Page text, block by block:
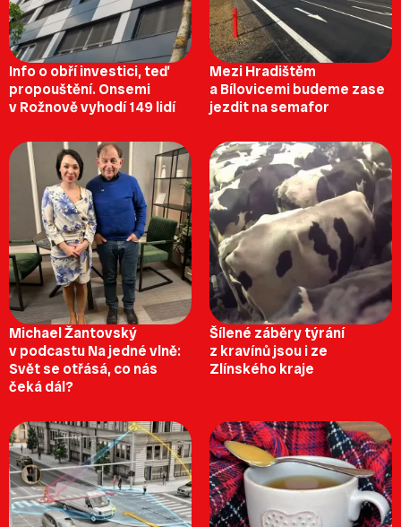
Info o obří investici, teď
propouštění. Onsemi
v Rožnově vyhodí 149 lidí
Mezi Hradištěm
a Bílovicemi budeme zase
jezdit na semafor
Michael Žantovský
v podcastu Na jedné vlně:
Svět se otřásá, co nás
čeká dál?
Šílené záběry týrání
z kravínů jsou i ze
Zlínského kraje